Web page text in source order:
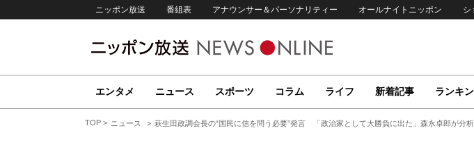
ニッポン放送 番組表 アナウンサー＆パーソナリティー オールナイトニッポン シ
エンタメ ニュース スポーツ コラム ライフ 新着記事 ランキ
TOP ニュース 萩生田政調会長の“国民に信を問う必要”発言 「政治家として大勝負に出た」森永卓郎が分析